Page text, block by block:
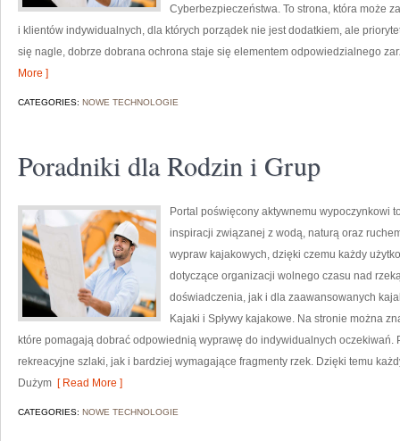
Cyberbezpieczeństwa. To strona, która może
i klientów indywidualnych, dla których porządek nie jest dodatkiem, ale
się nagle, dobrze dobrana ochrona staje się elementem odpowiedzialnego
More ]
CATEGORIES: NOWE TECHNOLOGIE
Poradniki dla Rodzin i Grup
Portal poświęcony aktywnemu wypoczynkowi
inspiracji związanej z wodą, naturą oraz
wypraw kajakowych, dzięki czemu każdy
dotyczące organizacji wolnego czasu nad
doświadczenia, jak i dla zaawansowanych
Kajaki i Spływy kajakowe. Na stronie można
które pomagają dobrać odpowiednią wyprawę do indywidualnych
rekreacyjne szlaki, jak i bardziej wymagające fragmenty rzek. Dzięki temu
Dużym [ Read More ]
CATEGORIES: NOWE TECHNOLOGIE